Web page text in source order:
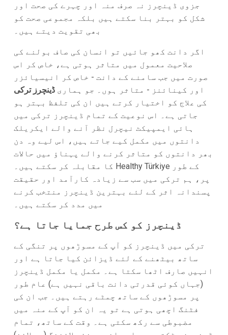
جزوی ڈینچرز نہ صرف منہ اور چہرے کی صحت اور
شکل کو بہتر بنا سکتے ہیں بلکہ مجموعی صحت کو
بھی تقویت دیتے ہیں۔
اگر دانت کھو جائیں تو انسان کی صاف بولنے کی
صلاحیت معمول میں متاثر ہوتی ہے، خاص کر اس
صورت میں جب سامنے کے دانت - خاص کر انیسیائزر
اور کینائنز - متاثر ہوں۔ جو ہماریڈینچرز ترکی
کی علاج کو اختیار کرتے ہیں ان کی تلفظ بہتر ہو
جاتی ہے۔ اس نوعیت کے تمام ڈینچرز ترکی میں
ہائی ایمپیکٹ نیچرل نظر آنے والے ایکریلک
دانتوں میں مکمل کیے جاتے ہیں، اس لیے وہ دن
بھر دانتوں کو متاثر کرنے والے پہناؤ میں حالات
کا مقابلہ کر سکتے ہیں۔ Healthy Türkiye کے طور
پر، ہم ترکی میں سب سے زیادہ کارآمد اور حقیقت
پسندانہ اثر کے لئے بہترین ڈینچرز منتخب کرنے
میں مدد کر سکتے ہیں۔
ڈینچرز کو کس طرح جمایا جاتا ہے؟
ترکی میں ڈینچرز کو آپ کے مسوڑھوں پر تنگی کے
ساتھ بیٹھنے کے لئے ڈیزائن کیا جاتا ہے اور
انہیں صارف اٹھا سکتا ہے۔ مکمل یا مکمل ڈینچرز
(جہاں کوئی قدرتی دانت باقی نہیں ہے) عام طور
پر مسوڑھوں کے ساتھ چمٹے رہتے ہیں۔ جب ان کی
فٹنگ اچھی ہوتی ہے تو یہ ان کو آپ کے منہ میں
مضبوطی سے رکھ سکتی ہے۔ وقت کے ساتھ، تمام